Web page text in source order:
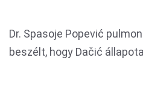
Dr. Spasoje Popević
beszélt, hogy Dačić